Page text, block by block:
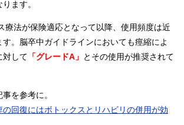
ます。
療法が保険適応となって以降、使用頻度は近
。脳卒中ガイドラインにおいても痙縮によ
対して 「グレードA」 とその使用が推奨されて
を参考に。
の回復にはボトックスとリハビリの併用が効